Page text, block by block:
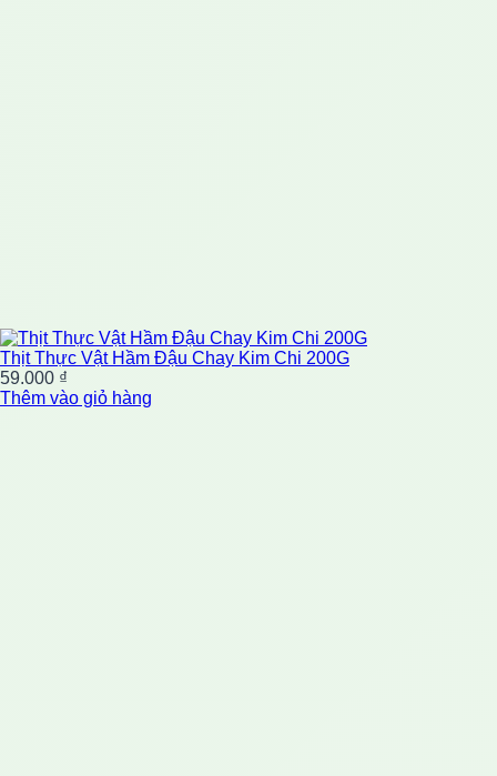
Thịt Thực Vật Hầm Đậu Chay Kim Chi 200G
59.000 ₫
Thêm vào giỏ hàng